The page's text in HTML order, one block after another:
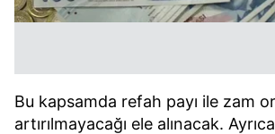
Bu kapsamda refah payı ile zam
artırılmayacağı ele alınacak.